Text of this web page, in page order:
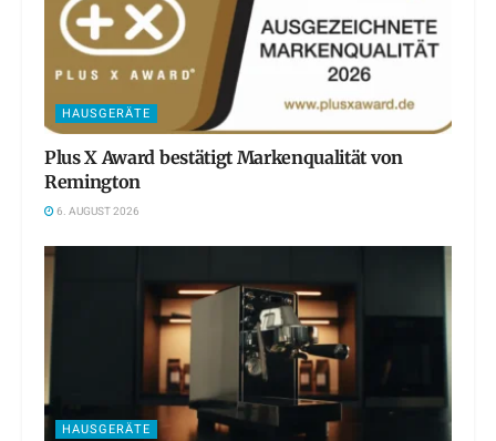
HAUSGERÄTE
Plus X Award bestätigt Markenqualität von
Remington
6. AUGUST 2026
HAUSGERÄTE